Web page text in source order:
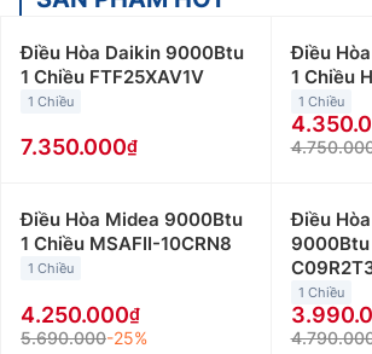
lạnh hay cần có cả chế độ làm lạnh
bạn ở miền Nam, nhiệt độ thường
thấp, hãy ưu tiên các loại điều hòa 1
lạnh tủ đứng. Còn nếu bạn sống ở
lạnh 2 chiều.
Ngoài ra, cũng không nên bỏ qua yếu
phòng để lựa chọn được sản phẩm
có công suất phù hợp nhất. Công suất
Điều Hòa Daikin 9000Btu
1 Chiều FTF25XAV1V
1 Chiều
7.350.000
Điều
1 Chiều
1 Chiều
Điều Hòa Midea 9000Btu
1 Chiều MSAFII-10CRN8
1 Chiều
4.250.000
5.690.000-25%
Điều
9000Btu
1 Chiều